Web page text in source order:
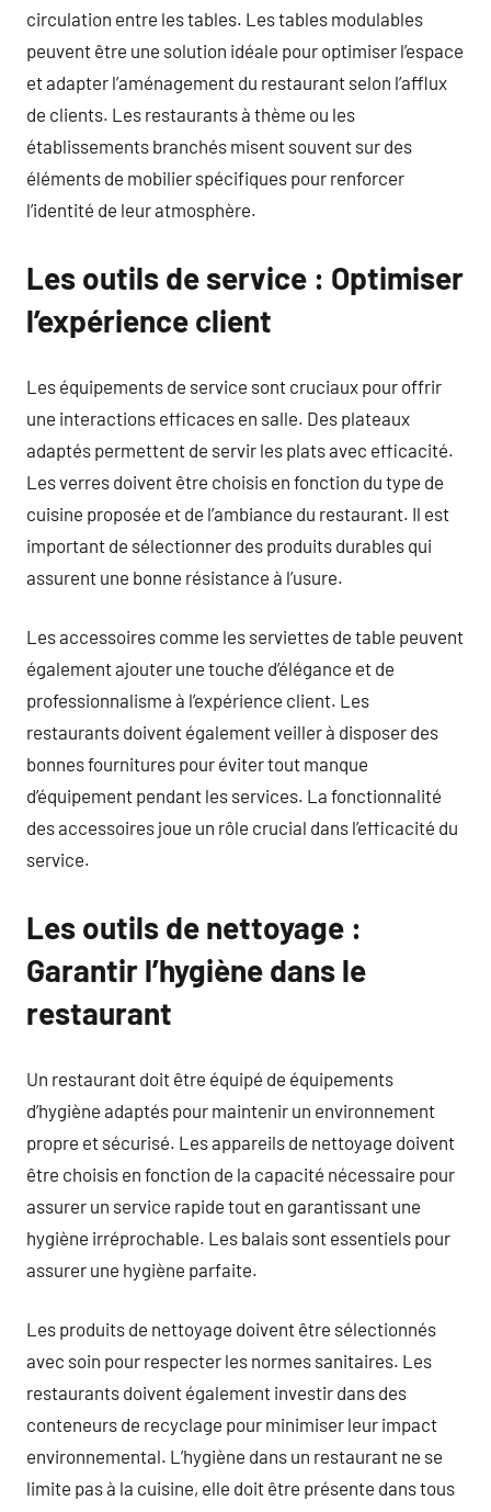
circulation entre les tables. Les tables modulables
peuvent être une solution idéale pour optimiser l’espace
et adapter l’aménagement du restaurant selon l’afflux
de clients. Les restaurants à thème ou les
établissements branchés misent souvent sur des
éléments de mobilier spécifiques pour renforcer
l’identité de leur atmosphère.
Les outils de service : Optimiser
l’expérience client
Les équipements de service sont cruciaux pour offrir
une interactions efficaces en salle. Des plateaux
adaptés permettent de servir les plats avec efficacité.
Les verres doivent être choisis en fonction du type de
cuisine proposée et de l’ambiance du restaurant. Il est
important de sélectionner des produits durables qui
assurent une bonne résistance à l’usure.
Les accessoires comme les serviettes de table peuvent
également ajouter une touche d’élégance et de
professionnalisme à l’expérience client. Les
restaurants doivent également veiller à disposer des
bonnes fournitures pour éviter tout manque
d’équipement pendant les services. La fonctionnalité
des accessoires joue un rôle crucial dans l’efficacité du
service.
Les outils de nettoyage :
Garantir l’hygiène dans le
restaurant
Un restaurant doit être équipé de équipements
d’hygiène adaptés pour maintenir un environnement
propre et sécurisé. Les appareils de nettoyage doivent
être choisis en fonction de la capacité nécessaire pour
assurer un service rapide tout en garantissant une
hygiène irréprochable. Les balais sont essentiels pour
assurer une hygiène parfaite.
Les produits de nettoyage doivent être sélectionnés
avec soin pour respecter les normes sanitaires. Les
restaurants doivent également investir dans des
conteneurs de recyclage pour minimiser leur impact
environnemental. L’hygiène dans un restaurant ne se
limite pas à la cuisine, elle doit être présente dans tous